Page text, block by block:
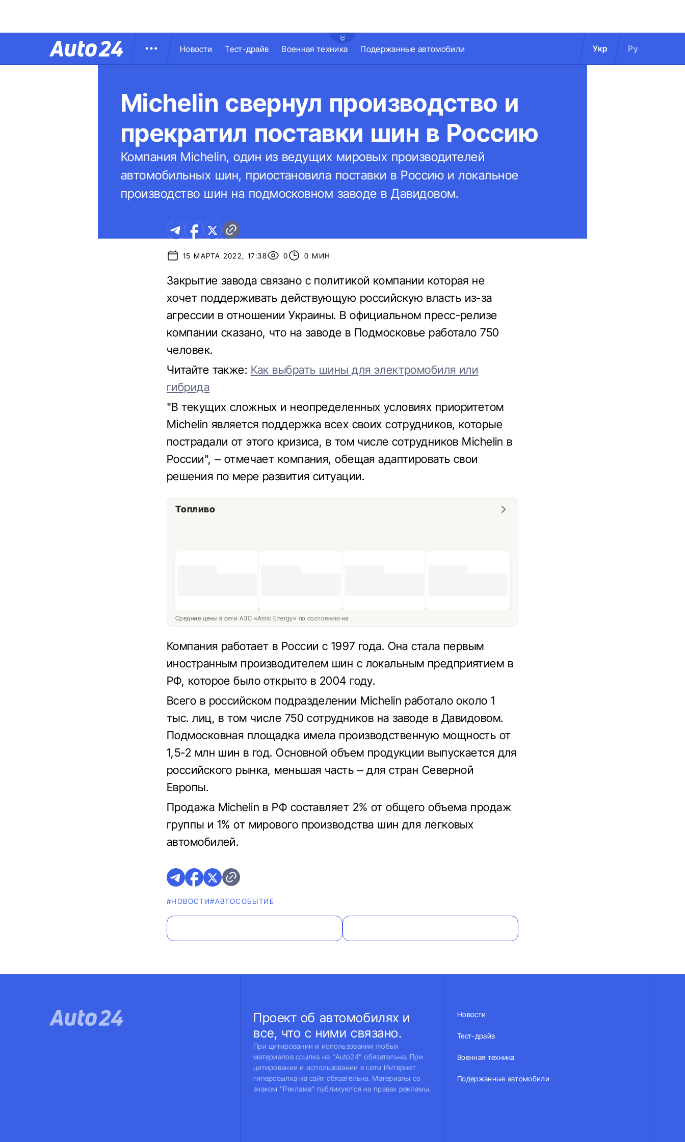
Новости Тест-драйв Военная техника Подержанные автомобили Укр Ру
Michelin свернул производство и
прекратил поставки шин в Россию
Компания Michelin, один из ведущих мировых производителей
автомобильных шин, приостановила поставки в Россию и локальное
производство шин на подмосковном заводе в Давидовом.
15 МАРТА 2022, 17:38 0 0 МИН
Закрытие завода связано с политикой компании которая не
хочет поддерживать действующую российскую власть из-за
агрессии в отношении Украины. В официальном пресс-релизе
компании сказано, что на заводе в Подмосковье работало 750
человек.
Читайте также: Как выбрать шины для электромобиля или
гибрида
"В текущих сложных и неопределенных условиях приоритетом
Michelin является поддержка всех своих сотрудников, которые
пострадали от этого кризиса, в том числе сотрудников Michelin в
России", – отмечает компания, обещая адаптировать свои
решения по мере развития ситуации.
Топливо
Средние цены в сети АЗС «Amic Energy» по состоянию на
Компания работает в России с 1997 года. Она стала первым
иностранным производителем шин с локальным предприятием в
РФ, которое было открыто в 2004 году.
Всего в российском подразделении Michelin работало около 1
тыс. лиц, в том числе 750 сотрудников на заводе в Давидовом.
Подмосковная площадка имела производственную мощность от
1,5-2 млн шин в год. Основной объем продукции выпускается для
российского рынка, меньшая часть – для стран Северной
Европы.
Продажа Michelin в РФ составляет 2% от общего объема продаж
группы и 1% от мирового производства шин для легковых
автомобилей.
#НОВОСТИ#АВТОСОБЫТИЕ
Проект об автомобилях и
все, что с ними связано.
При цитировании и использовании любых
материалов ссылка на "Auto24" обязательна. При
цитировании и использовании в сети Интернет
гиперссылка на сайт обязательна. Материалы со
знаком "Реклама" публикуются на правах рекламы.
Новости
Тест-драйв
Военная техника
Подержанные автомобили